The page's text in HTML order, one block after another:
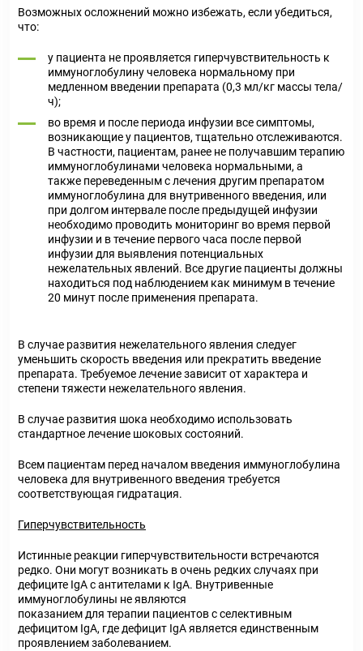
Возможных осложнений можно избежать, если убедиться,
что:
у пациента не проявляется гиперчувствительность к
иммуноглобулину человека нормальному при
медленном введении препарата (0,3 мл/кг массы тела/
ч);
во время и после периода инфузии все симптомы,
возникающие у пациентов, тщательно отслеживаются.
В частности, пациентам, ранее не получавшим терапию
иммуноглобулинами человека нормальными, а
также переведенным с лечения другим препаратом
иммуноглобулина для внутривенного введения, или
при долгом интервале после предыдущей инфузии
необходимо проводить мониторинг во время первой
инфузии и в течение первого часа после первой
инфузии для выявления потенциальных
нежелательных явлений. Все другие пациенты должны
находиться под наблюдением как минимум в течение
20 минут после применения препарата.
В случае развития нежелательного явления следуег
уменьшить скорость введения или прекратить введение
препарата. Требуемое лечение зависит от характера и
степени тяжести нежелательного явления.
В случае развития шока необходимо использовать
стандартное лечение шоковых состояний.
Всем пациентам перед началом введения иммуноглобулина
человека для внутривенного введения требуется
соответствующая гидратация.
Гиперчувствительность
Истинные реакции гиперчувствительности встречаются
редко. Они могут возникать в очень редких случаях при
дефиците IgA с антителами к IgA. Внутривенные
иммуноглобулины не являются
показанием для терапии пациентов с селективным
дефицитом IgA, где дефицит IgA является единственным
проявлением заболеванием.